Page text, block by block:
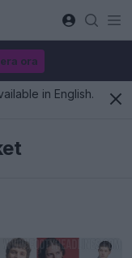
ora
in English.